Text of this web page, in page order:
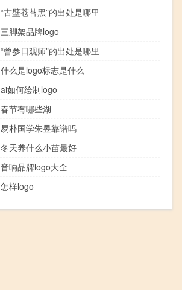
“古壁苍苔黑”的出处是哪里
三脚架品牌logo
“曾参日观师”的出处是哪里
什么是logo标志是什么
ai如何绘制logo
春节有哪些湖
易朴国学朱昱靠谱吗
冬天养什么小苗最好
音响品牌logo大全
怎样logo